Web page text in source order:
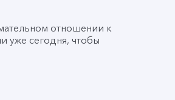
отношении к
уже сегодня, чтобы